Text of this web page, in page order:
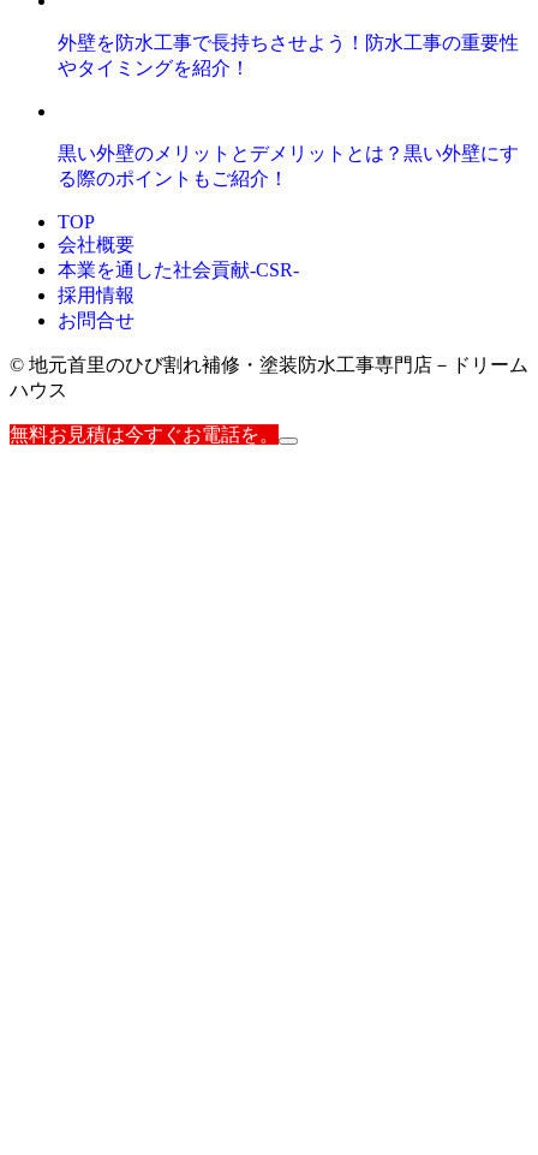
外壁を防水工事で長持ちさせよう！防水工事の重要性
やタイミングを紹介！
黒い外壁のメリットとデメリットとは？黒い外壁にす
る際のポイントもご紹介！
TOP
会社概要
本業を通した社会貢献-CSR-
採用情報
お問合せ
© 地元首里のひび割れ補修・塗装防水工事専門店－ドリーム
ハウス
無料お見積は今すぐお電話を。